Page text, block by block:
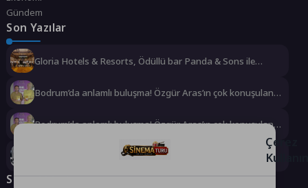
Gündem
Son Yazılar
Gloria Hotels & Resorts, Ödüllü bar Panda & Sons ile
Bodrum’da anlamlı buluşma! Özgür Aras’ın çok konuşulan
Bodrum’da anlamlı buluşma! Özgür Aras’ın çok konuşulan
kitabı yeni baskısını Titanic Luxury Collection Bodrum’da
Deniz Kızı Kadın Yelken Kupası 18 Ekim’de
Sosyal Medya
Çerez